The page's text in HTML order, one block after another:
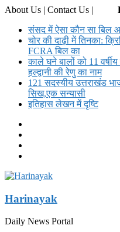
About Us | Contact Us |
संसद में ऐसा कौन सा बिल
चोर की दाढ़ी में तिनका:
FCRA बिल का
काले घने बालों को 11
हल्द्वानी की रेणु का नाम
121 सदस्यीय उत्तराखंड
सिख,एक सन्यासी
इतिहास लेखन में दृष्टि
Harinayak
Daily News Portal